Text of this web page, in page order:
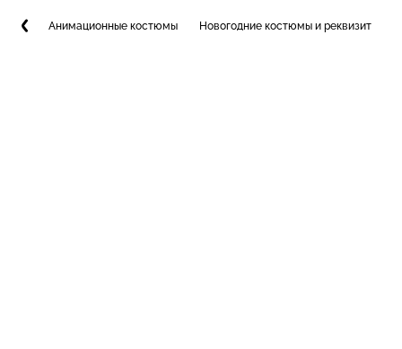
Анимационные костюмы Новогодние костюмы и реквизит